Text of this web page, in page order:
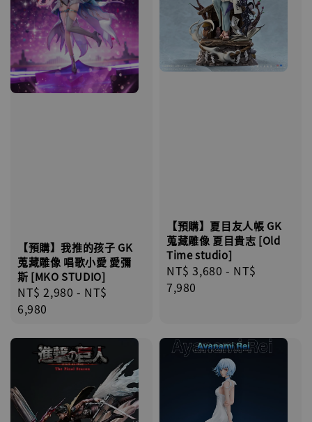
【預購】我推的孩子 GK
蒐藏雕像 唱歌小愛 愛彌
斯 [MKO STUDIO]
Regular
price
NT$ 2,980 - NT$
6,980
【預購】夏目友人帳 GK
蒐藏雕像 夏目貴志 [Old
Time studio]
Regular
price
NT$ 3,680 - NT$
7,980